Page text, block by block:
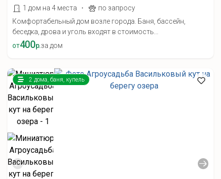
1 дом на 4 места
·
по запросу
Комфортабельный дом возле города. Баня, бассейн,
беседка, дрова и уголь входят в стоимость...
от400р.за дом
2 дома, баня, купель